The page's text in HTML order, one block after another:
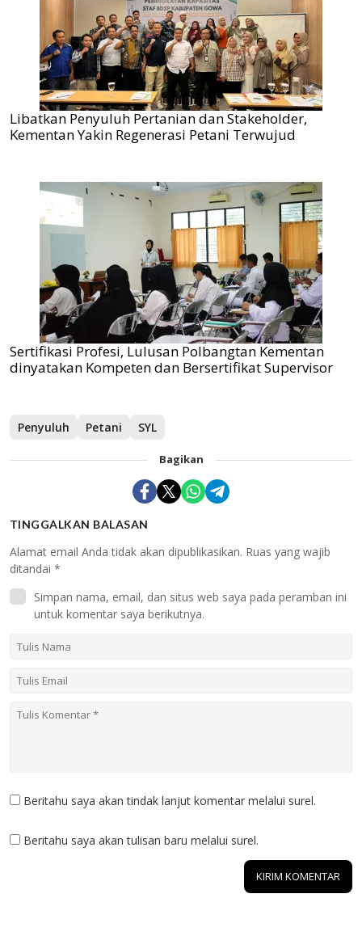
Libatkan Penyuluh Pertanian dan Stakeholder,
Kementan Yakin Regenerasi Petani Terwujud
Sertifikasi Profesi, Lulusan Polbangtan Kementan
dinyatakan Kompeten dan Bersertifikat Supervisor
Penyuluh Petani SYL
Bagikan
TINGGALKAN BALASAN
Alamat email Anda tidak akan dipublikasikan. Ruas yang wajib
ditandai *
Simpan nama, email, dan situs web saya pada peramban ini
untuk komentar saya berikutnya.
Beritahu saya akan tindak lanjut komentar melalui surel.
Beritahu saya akan tulisan baru melalui surel.